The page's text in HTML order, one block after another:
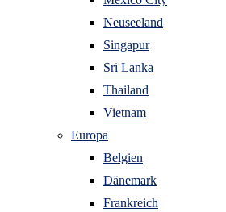
Neuseeland
Singapur
Sri Lanka
Thailand
Vietnam
Europa
Belgien
Dänemark
Frankreich